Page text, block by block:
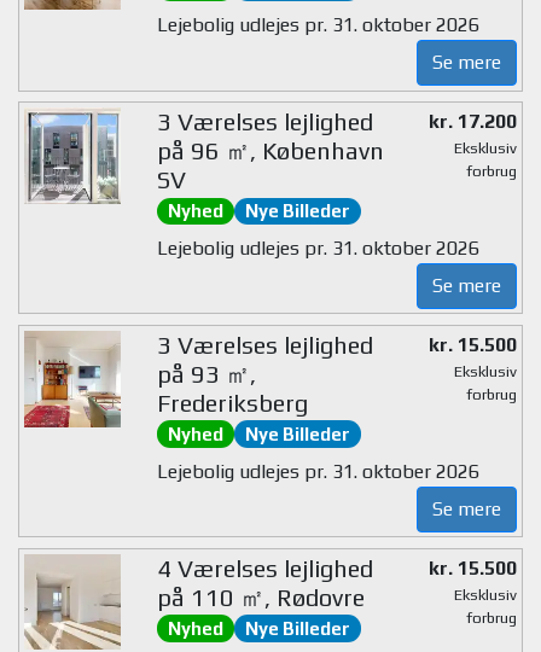
Lejebolig udlejes pr. 31. oktober 2026
Se mere
3 Værelses lejlighed
på 96 ㎡, København
SV
Nyhed Nye Billeder
kr. 17.200
Eksklusiv
forbrug
Lejebolig udlejes pr. 31. oktober 2026
Se mere
3 Værelses lejlighed
på 93 ㎡,
Frederiksberg
Nyhed Nye Billeder
kr. 15.500
Eksklusiv
forbrug
Lejebolig udlejes pr. 31. oktober 2026
Se mere
4 Værelses lejlighed
på 110 ㎡, Rødovre
Nyhed Nye Billeder
kr. 15.500
Eksklusiv
forbrug